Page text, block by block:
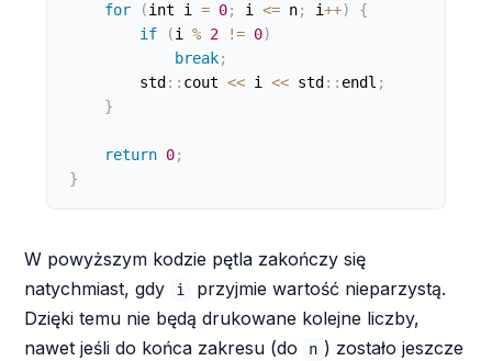
for (int i = 0; i <= n; i++)
{
if
(i % 2 != 0)
break;
        std
: : cout << i << std : : endl ;
}
return 0;
}
W powyższym kodzie pętla zakończy się
natychmiast, gdy
i
przyjmie wartość nieparzystą.
Dzięki temu nie będą drukowane kolejne liczby,
nawet jeśli do końca zakresu (do
n ) zostało jeszcze